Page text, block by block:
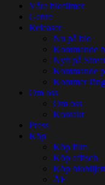
Våra biofilmer
Genre
Releaser
Nu på bio
Kommande
Nytt på
Kommande
Kommer
Om oss
Om oss
Kontakt
Press
Köp
Köp film
Köp affisch
Köp biobiljett
ÅF